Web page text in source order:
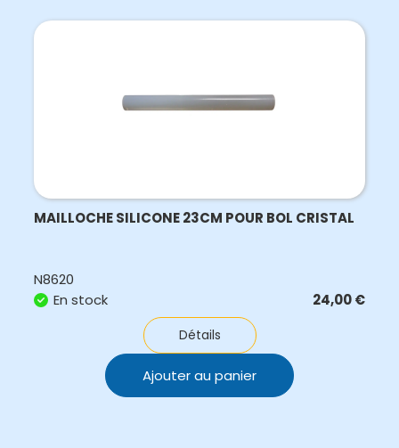
MAILLOCHE SILICONE 23CM POUR BOL CRISTAL
N8620
En stock
24,00€
Détails
Ajouter au panier